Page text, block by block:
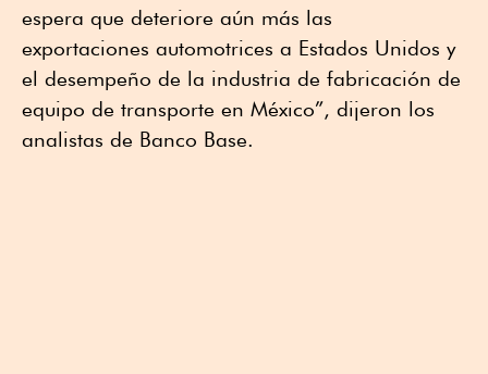
espera que deteriore aún más las
exportaciones automotrices a Estados Unidos y
el desempeño de la industria de fabricación de
equipo de transporte en México”, dijeron los
analistas de Banco Base.